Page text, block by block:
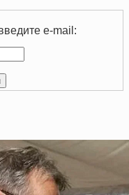
e-mail: